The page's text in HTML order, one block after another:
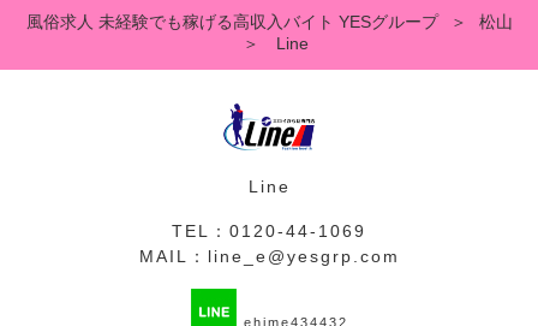
風俗求人 未経験でも稼げる高収入バイト YESグループ
松山
Line
Line
TEL： 0120-44-1069
MAIL： line_e@yesgrp.com
ehime434432